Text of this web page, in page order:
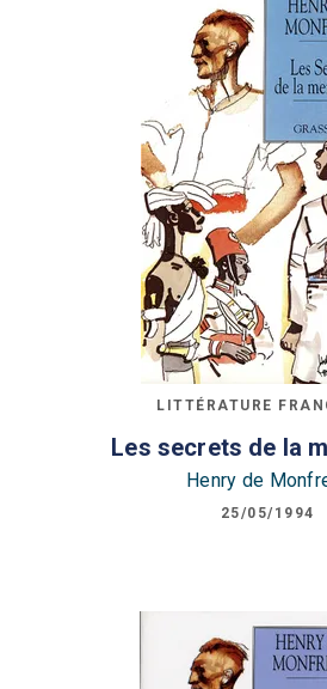
LITTÉRATURE
Les secrets de la
Henry de
25/05/1994